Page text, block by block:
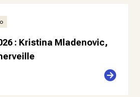
: Kristina Mladenovic,